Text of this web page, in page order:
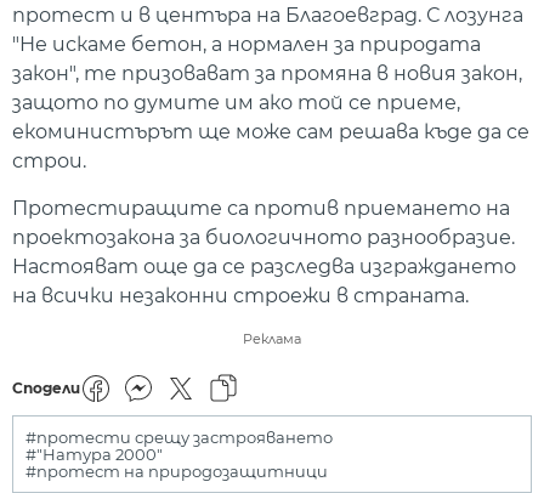
протест и в центъра на Благоевград. С лозунга
"Не искаме бетон, а нормален за природата
закон", те призовават за промяна в новия закон,
защото по думите им ако той се приеме,
екоминистърът ще може сам решава къде да се
строи.
Протестиращите са против приемането на
проектозакона за биологичното разнообразие.
Настояват още да се разследва изграждането
на всички незаконни строежи в страната.
Реклама
Сподели
#протести срещу застрояването
#"Натура 2000"
#протест на природозащитници